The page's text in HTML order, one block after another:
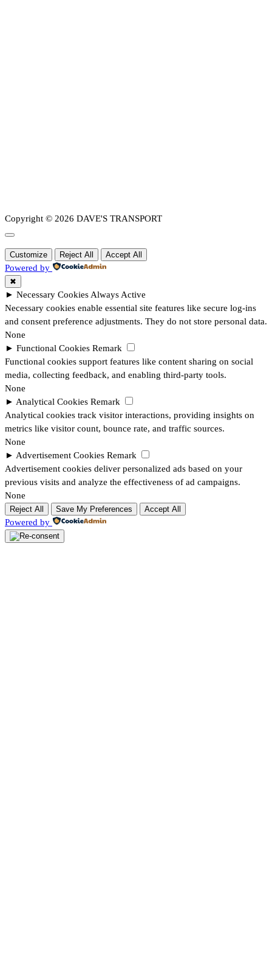
Copyright © 2026 DAVE'S TRANSPORT
Customize Reject All Accept All
Powered by
✖
► Necessary Cookies Always Active
Necessary cookies enable essential site features like secure log-ins
and consent preference adjustments. They do not store personal data.
None
► Functional Cookies Remark
Functional cookies support features like content sharing on social
media, collecting feedback, and enabling third-party tools.
None
► Analytical Cookies Remark
Analytical cookies track visitor interactions, providing insights on
metrics like visitor count, bounce rate, and traffic sources.
None
► Advertisement Cookies Remark
Advertisement cookies deliver personalized ads based on your
previous visits and analyze the effectiveness of ad campaigns.
None
Reject All Save My Preferences Accept All
Powered by